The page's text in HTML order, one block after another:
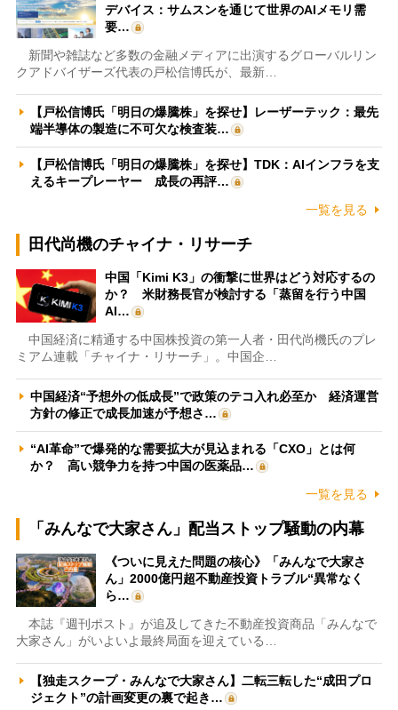
デバイス：サムスンを通じて世界のAIメモリ需
要…
新聞や雑誌など多数の金融メディアに出演するグローバルリン
クアドバイザーズ代表の戸松信博氏が、最新…
【戸松信博氏「明日の爆騰株」を探せ】レーザーテック：最先
端半導体の製造に不可欠な検査装…
【戸松信博氏「明日の爆騰株」を探せ】TDK：AIインフラを支
えるキープレーヤー 成長の再評…
一覧を見る
田代尚機のチャイナ・リサーチ
中国「Kimi K3」の衝撃に世界はどう対応するの
か？ 米財務長官が検討する「蒸留を行う中国
AI…
中国経済に精通する中国株投資の第一人者・田代尚機氏のプレ
ミアム連載「チャイナ・リサーチ」。中国企…
中国経済“予想外の低成長”で政策のテコ入れ必至か 経済運営
方針の修正で成長加速が予想さ…
“AI革命”で爆発的な需要拡大が見込まれる「CXO」とは何
か？ 高い競争力を持つ中国の医薬品…
一覧を見る
「みんなで大家さん」配当ストップ騒動の内幕
《ついに見えた問題の核心》「みんなで大家さ
ん」2000億円超不動産投資トラブル“異常なく
ら…
本誌『週刊ポスト』が追及してきた不動産投資商品「みんなで
大家さん」がいよいよ最終局面を迎えている…
【独走スクープ・みんなで大家さん】二転三転した“成田プロ
ジェクト”の計画変更の裏で起き…